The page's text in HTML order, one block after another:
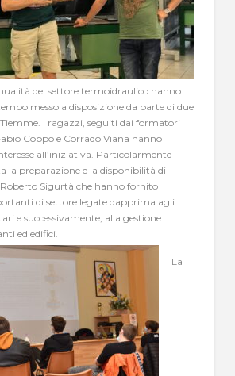
del settore termoidraulico hanno
messo a disposizione da parte di due
I ragazzi, seguiti dai formatori
Coppo e Corrado Viana hanno
all’iniziativa. Particolarmente
la preparazione e la disponibilità di
Sigurtà che hanno fornito
di settore legate dapprima agli
e successivamente, alla gestione
ed edifici.
La